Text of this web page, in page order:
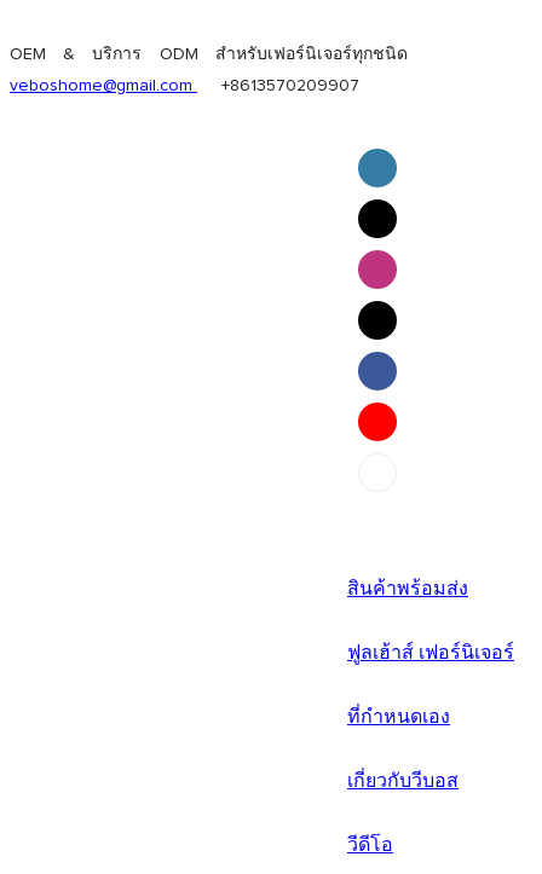
OEM & บริการ ODM สำหรับเฟอร์นิเจอร์ทุกชนิด
veboshome@gmail.com
+8613570209907
English
Pilipino
ภาษาไทย
日语
italiano
français
العربية
สินค้าพร้อมส่ง
ฟูลเฮ้าส์ เฟอร์นิเจอร์
ที่กำหนดเอง
เกี่ยวกับวีบอส
วีดีโอ